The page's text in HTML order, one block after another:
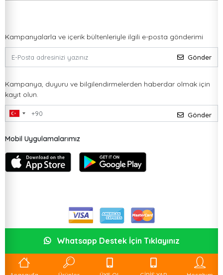
Kampanyalarla ve içerik bültenleriyle ilgili e-posta gönderimi
Gönder
Kampanya, duyuru ve bilgilendirmelerden haberdar olmak için
kayıt olun.
Gönder
Mobil Uygulamalarımız
Whatsapp Destek İçin Tıklayınız